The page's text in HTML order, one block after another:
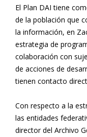
El Plan DAI tiene
de la población que
la información, en
estrategia de
colaboración con
de acciones de
tienen contacto
Con respecto a la
las entidades
director del Archivo